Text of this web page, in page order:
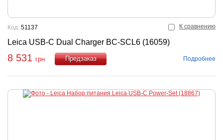
К сравнению
Leica USB-C Dual Charger BC-SCL6 (16059)
Код: 51137
8 531 грн
Подробнее